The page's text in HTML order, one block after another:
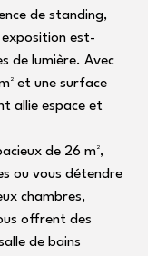
de standing,
est-
de lumière. Avec
et une surface
allie espace et
de 26 m²,
ou vous détendre
chambres,
offrent des
de bains